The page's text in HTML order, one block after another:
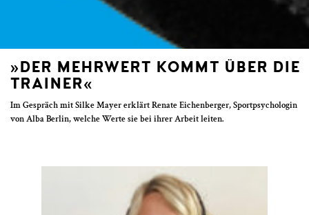
»DER MEHRWERT KOMMT ÜBER DIE
TRAINER«
Im Gespräch mit Silke Mayer erklärt Renate Eichenberger, Sportpsychologin
von Alba Berlin, welche Werte sie bei ihrer Arbeit leiten.